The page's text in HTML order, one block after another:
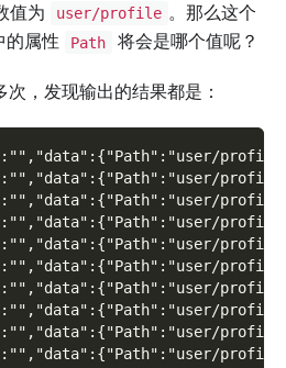
值为 user/profile 。那么这个
的属性 Path 将会是哪个值呢？
，发现输出的结果都是：